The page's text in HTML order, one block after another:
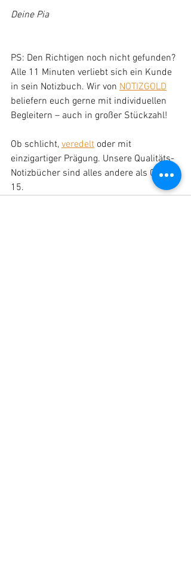
Deine Pia
PS: Den Richtigen noch nicht gefunden?
Alle 11 Minuten verliebt sich ein Kunde
in sein Notizbuch. Wir von NOTIZGOLD
beliefern euch gerne mit individuellen
Begleitern – auch in großer Stückzahl!
Ob schlicht, veredelt oder mit
einzigartiger Prägung. Unsere Qualitäts-
Notizbücher sind alles andere als 0-8-
15.